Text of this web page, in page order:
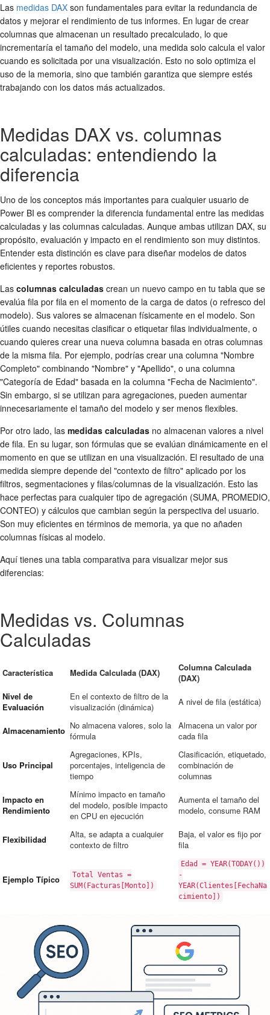
Las medidas DAX son fundamentales para evitar la redundancia de
datos y mejorar el rendimiento de tus informes. En lugar de crear
columnas que almacenan un resultado precalculado, lo que
incrementaría el tamaño del modelo, una medida solo calcula el valor
cuando es solicitada por una visualización. Esto no solo optimiza el
uso de la memoria, sino que también garantiza que siempre estés
trabajando con los datos más actualizados.
Medidas DAX vs. columnas
calculadas: entendiendo la
diferencia
Uno de los conceptos más importantes para cualquier usuario de
Power BI es comprender la diferencia fundamental entre las medidas
calculadas y las columnas calculadas. Aunque ambas utilizan DAX, su
propósito, evaluación y impacto en el rendimiento son muy distintos.
Entender esta distinción es clave para diseñar modelos de datos
eficientes y reportes robustos.
Las columnas calculadas crean un nuevo campo en tu tabla que se
evalúa fila por fila en el momento de la carga de datos (o refresco del
modelo). Sus valores se almacenan físicamente en el modelo. Son
útiles cuando necesitas clasificar o etiquetar filas individualmente, o
cuando quieres crear una nueva columna basada en otras columnas
de la misma fila. Por ejemplo, podrías crear una columna "Nombre
Completo" combinando "Nombre" y "Apellido", o una columna
"Categoría de Edad" basada en la columna "Fecha de Nacimiento".
Sin embargo, si se utilizan para agregaciones, pueden aumentar
innecesariamente el tamaño del modelo y ser menos flexibles.
Por otro lado, las medidas calculadas no almacenan valores a nivel
de fila. En su lugar, son fórmulas que se evalúan dinámicamente en el
momento en que se utilizan en una visualización. El resultado de una
medida siempre depende del "contexto de filtro" aplicado por los
filtros, segmentaciones y filas/columnas de la visualización. Esto las
hace perfectas para cualquier tipo de agregación (SUMA, PROMEDIO,
CONTEO) y cálculos que cambian según la perspectiva del usuario.
Son muy eficientes en términos de memoria, ya que no añaden
columnas físicas al modelo.
Aquí tienes una tabla comparativa para visualizar mejor sus
diferencias:
Medidas vs. Columnas
Calculadas
Característica Medida Calculada (DAX)
Columna Calculada
(DAX)
Nivel de
Evaluación
En el contexto de filtro de la
visualización (dinámica)
A nivel de fila (estática)
Almacenamiento No almacena valores, solo la
fórmula
Almacena un valor por
cada fila
Uso Principal
Agregaciones, KPIs,
porcentajes, inteligencia de
tiempo
Clasificación, etiquetado,
combinación de
columnas
Impacto en
Rendimiento
Mínimo impacto en tamaño
del modelo, posible impacto
en CPU en ejecución
Aumenta el tamaño del
modelo, consume RAM
Flexibilidad
Alta, se adapta a cualquier
contexto de filtro
Baja, el valor es fijo por
fila
Ejemplo Típico
Total Ventas =
SUM(Facturas[Monto])
Edad = YEAR(TODAY())
-
YEAR(Clientes[FechaNa
cimiento])